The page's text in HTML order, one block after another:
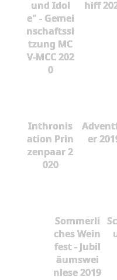
und Idol
e" - Gemei
nschaftssi
tzung MC
V-MCC 202
0
hiff
Inthronis
ation Prin
zenpaar 2
020
er
Sommerli
ches Wein
fest - Jubil
äumswei
nlese 2019